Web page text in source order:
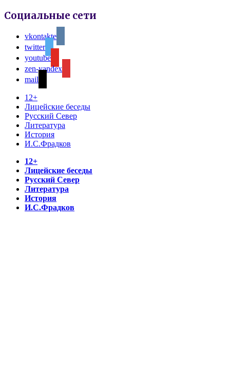
Социальные сети
vkontakte
twitter
youtube
zen-yandex
mail
12+
Лицейские беседы
Русский Север
Литература
История
И.С.Фрадков
12+
Лицейские беседы
Русский Север
Литература
История
И.С.Фрадков